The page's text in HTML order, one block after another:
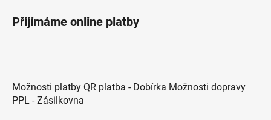
Přijímáme online platby
Možnosti platby QR platba - Dobírka Možnosti dopravy
PPL - Zásilkovna